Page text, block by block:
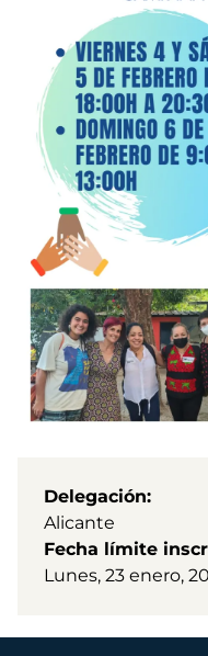
Delegación
Alicante
Fecha límite
Lunes, 23 enero,